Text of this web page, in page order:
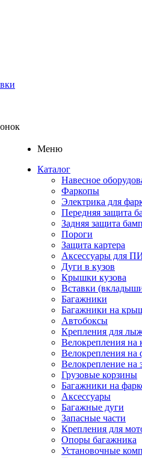
Меню
Каталог
Навесное
Фаркопы
Электрика для
Передняя защита
Задняя защита
Пороги
Защита картера
Аксессуары для
Дуги в кузов
Крышки кузова
Вставки
Багажники
Багажники на
Автобоксы
Крепления для
Велокрепления
Велокрепления на
Велокрепление на
Грузовые корзины
Багажники на
Аксессуары
Багажные дуги
Запасные части
Крепления для
Опоры багажника
Установочные